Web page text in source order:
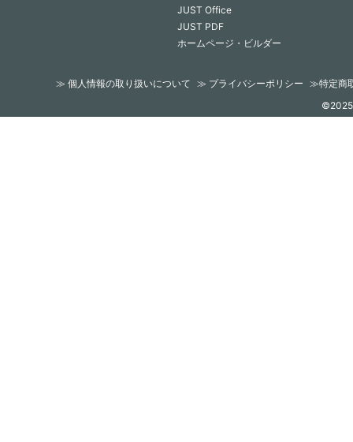
JUST Office
JUST PDF
ホームページ・ビルダー
≫ 個人情報の取り扱いについて ≫ プライバシーポリシー ≫特定商
©2025